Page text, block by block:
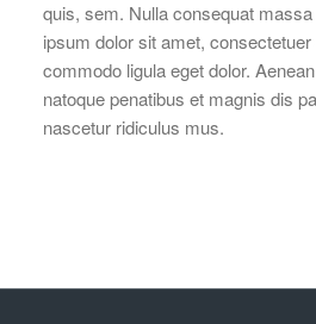
quis, sem. Nulla consequat
ipsum dolor sit amet,
commodo ligula eget dolor.
natoque penatibus et magnis dis
nascetur ridiculus mus.